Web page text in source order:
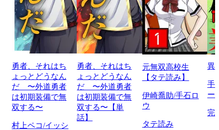
勇者、それはち
ょっとどうなん
だ 〜外道勇者
は初期装備で無
双する〜
村上ペコ/イッシ
勇者、それはち
ょっとどうなん
だ 〜外道勇者
は初期装備で無
双する〜【単
話】
元無双高校生
【タテ読み】
伊崎喬助/手石ロ
ウ
タテ読み
異
手
ー
完